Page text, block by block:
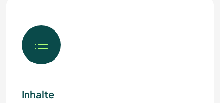
Inhalte